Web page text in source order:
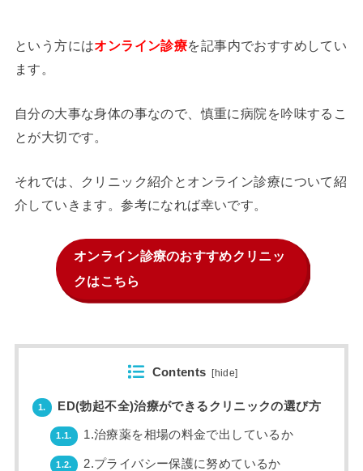
という方にはオンライン診療を記事内でおすすめしてい
ます。
自分の大事な身体の事なので、慎重に病院を吟味するこ
とが大切です。
それでは、クリニック紹介とオンライン診療について紹
介していきます。参考になれば幸いです。
オンライン診療のおすすめクリニッ
クはこちら
Contents [hide]
1. ED(勃起不全)治療ができるクリニックの選び方
1.1. 1.治療薬を相場の料金で出しているか
1.2. 2.プライバシー保護に努めているか